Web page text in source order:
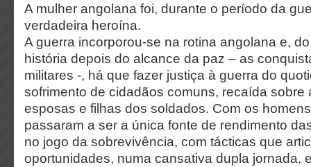
A mulher angolana foi, durante o período da
verdadeira heroína.
A guerra incorporou-se na rotina angolana e,
história depois do alcance da paz – as
militares -, há que fazer justiça à guerra do
sofrimento de cidadãos comuns, recaída sobre
esposas e filhas dos soldados. Com os
passaram a ser a única fonte de rendimento
no jogo da sobrevivência, com tácticas que
oportunidades, numa cansativa dupla jornada,